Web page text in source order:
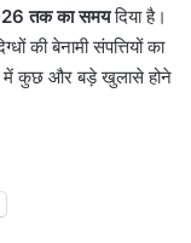
तक का समयदिया है।
की बेनामी संपत्तियों का
में कुछ और बड़े खुलासे होने